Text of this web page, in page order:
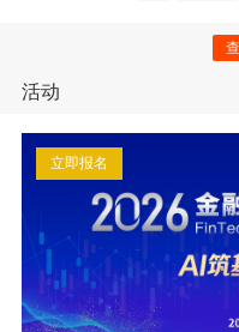
活动
立即报名